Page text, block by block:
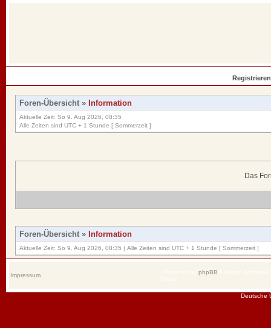
Registrieren
Foren-Übersicht » Information
Aktuelle Zeit: So 9. Aug 2026, 08:35
Alle Zeiten sind UTC + 1 Stunde [ Sommerzeit ]
Das
Foren-Übersicht » Information
Aktuelle Zeit: So 9. Aug 2026, 08:35 | Alle Zeiten sind UTC + 1 Stunde [ Sommerzeit ]
Impressum phpBB
Deutsche